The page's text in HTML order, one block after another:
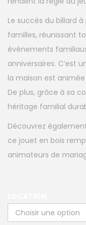
Le succès du billard
familles, réunissant
événements
anniversaires. C’est
la maison est
De plus, grâce à sa
héritage familial
Découvrez
ce jouet en bois
animateurs de